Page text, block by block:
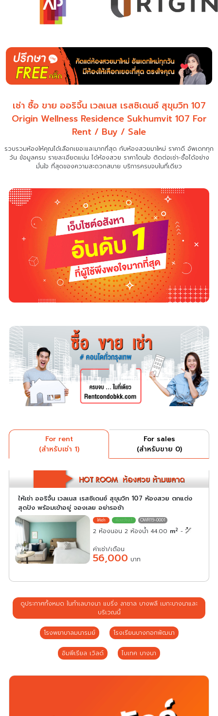
เช่า ซื้อ ขาย ออริจิ้น เวลเนส เรสซิเดนซ์ สุขุมวิท 107
Origin Wellness Residence Sukhumvit 107 For
Rent / Buy / Sale
รวบรวมห้องให้คุณได้เลือกเยอะและมากที่สุด กับห้องสวยมาใหม่ ราคาดี อัพเดททุก
วัน ข้อมูลครบ รายละเอียดแน่นได้ห้องสวย ราคาโดนใจ ติดต่อเช่า-ซื้อได้อย่าง
มั่นใจ ที่สุดของความสะดวกสบาย บริการครบจบในที่เดียว
For rent
(สำหรับเช่า 1)
For sales
(สำหรับขาย 0)
ให้เช่า ออริจิ้น เวลเนส เรสซิเดนซ์ สุขุมวิท 107 ห้องสวย ตกแต่ง
สุดปัง พร้อมเข้าอยู่ จองเลย อย่ารอช้า
OWR19-0001
2 ห้องนอน 2 ห้องน้ำ 44.00 m2 -
ค่าเช่า/เดือน
56,000 บาท
ดูประกาศทั้งหมด ในทำเลบางนา แบริ่ง ลาซาล บางพลี เมกะบางนาและ
บริเวณนี้
โรงพยาบาลมนารมย์ โรงเรียนบางกอกพัฒนา
อิมพีเรียล เวิลด์ ไบเทค บางนา